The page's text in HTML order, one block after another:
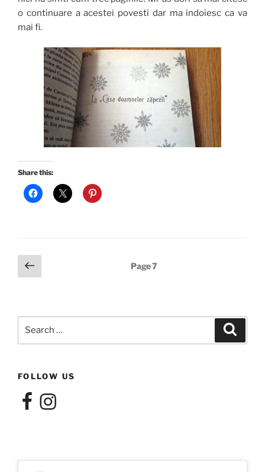
o continuare a acestei povesti dar ma indoiesc ca va
mai fi.
Share this:
Posts
pagination
Previous
page
Page7
FOLLOW US
FacebookInstagram